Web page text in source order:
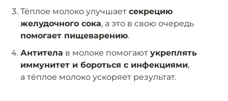
Тёплое молоко улучшает секрецию
желудочного сока, а это в свою очередь
помогает пищеварению.
Антитела в молоке помогают укреплять
иммунитет и бороться с инфекциями,
а тёплое молоко ускоряет результат.